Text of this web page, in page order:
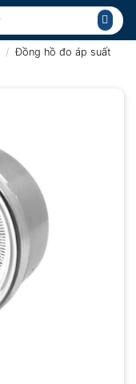
/ Đồng hồ đo áp suất